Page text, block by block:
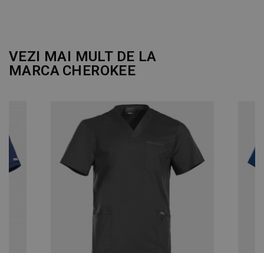
VEZI MAI MULT DE LA
MARCA CHEROKEE